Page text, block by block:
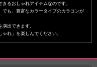
るおしゃれアイテムなのです。
でも、豊富なカラータイプのカラコンが
出できます。
れ」を楽しんでください。